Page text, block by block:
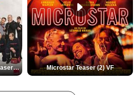
De la Comédie-Française Teaser (3) VF Microstar Teaser (2) VF